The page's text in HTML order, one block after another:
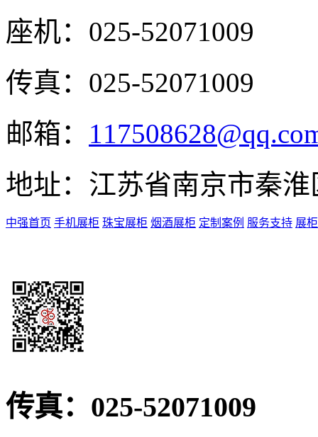
座机： 025-52071009
传真： 025-52071009
邮箱：
地址： 江苏省南京市秦
中强首页 手机展柜 珠宝展柜 烟酒展柜 定制案例 服务支持 展
传真： 025-52071009